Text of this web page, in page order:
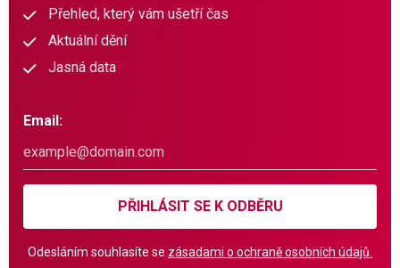
Přehled, který vám ušetří čas
Aktuální dění
Jasná data
Email:
PŘIHLÁSIT SE K ODBĚRU
Odesláním souhlasíte se zásadami o ochraně osobních údajů.